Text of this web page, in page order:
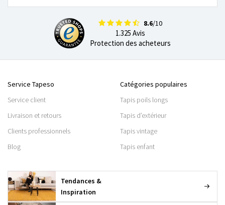
8.6/10
1.325 Avis
Protection des acheteurs
Service Tapeso
Service client
Livraison et retours
Clients professionnels
Blog
Catégories populaires
Tapis poils longs
Tapis d’extérieur
Tapis vintage
Tapis enfant
Tendances &
Inspiration